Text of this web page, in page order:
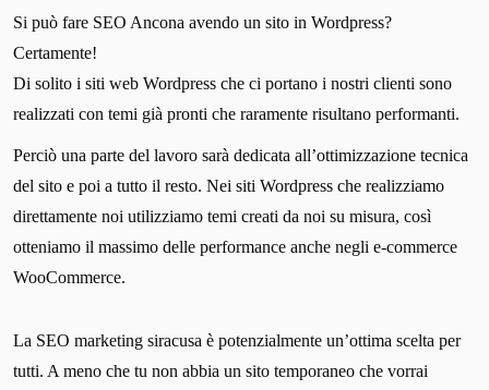
Si può fare SEO Ancona avendo un sito in Wordpress?
Certamente!
Di solito i siti web Wordpress che ci portano i nostri clienti sono
realizzati con temi già pronti che raramente risultano performanti.
Perciò una parte del lavoro sarà dedicata all’ottimizzazione tecnica
del sito e poi a tutto il resto. Nei siti Wordpress che realizziamo
direttamente noi utilizziamo temi creati da noi su misura, così
otteniamo il massimo delle performance anche negli e-commerce
WooCommerce.
La SEO marketing siracusa è potenzialmente un’ottima scelta per
tutti. A meno che tu non abbia un sito temporaneo che vorrai